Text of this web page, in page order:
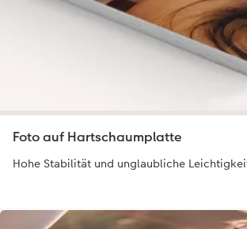
Foto auf Hartschaumplatte
Hohe Stabilität und unglaubliche